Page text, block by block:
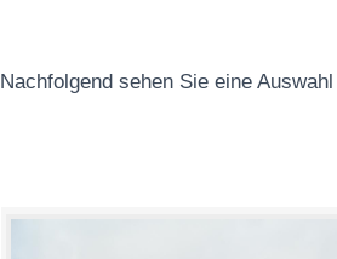
Nachfolgend sehen Sie eine